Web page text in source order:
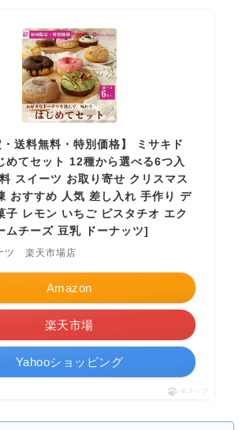
・送料無料・特別価格】 ミサキド
めてセット 12種から選べる6つ入
スイーツ お取り寄せ クリスマス
おすすめ 人気 差し入れ 手作り デ
子 レモン いちご ピスタチオ エク
ムチーズ 豆乳 ドーナッツ]
ツ 楽天市場店
Amazon
楽天市場
Yahooショッピング
ポチップ